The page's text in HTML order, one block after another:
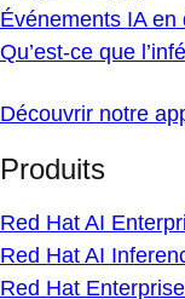
Événements IA en
Qu’est-ce que
Découvrir notre
Produits
Red Hat AI
Red Hat AI
Red Hat